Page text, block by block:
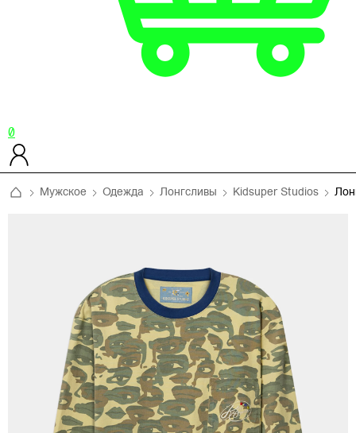
0
Мужское Одежда Лонгсливы Kidsuper Studios